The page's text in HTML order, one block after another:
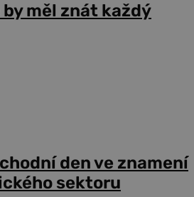
měl znát každý
den ve znamení
sektoru